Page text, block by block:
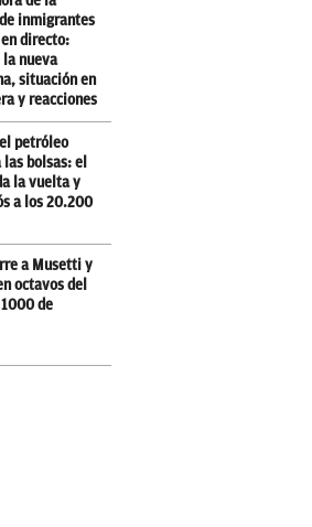
inmigrantes
directo:
la nueva
situación en
y reacciones
petróleo
bolsas: el
la vuelta y
a los 20.200
a Musetti y
octavos del
de